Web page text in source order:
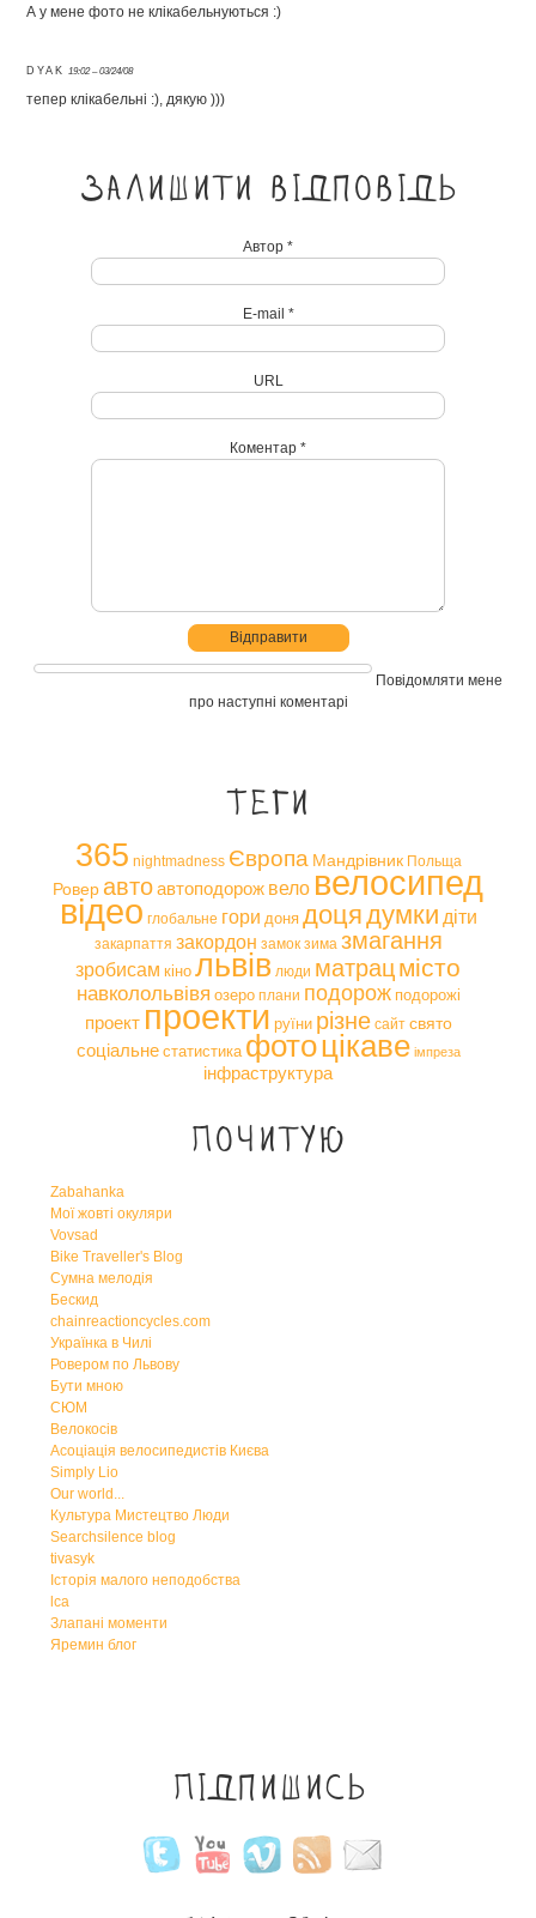
А у мене фото не клікабельнуються :)
DYAK 19:02 – 03/24/08
тепер клікабельні :), дякую )))
Залишити відповідь
Автор *
E-mail *
URL
Коментар *
Повідомляти мене
про наступні коментарі
Теги
365 nightmadness Європа Мандрівник Польща
Роверавтоавтоподорож вело велосипед
відео глобальне гори доня доцядумки діти
закарпаття закордон замок зима змагання
зробисам кіно львів люди матрацмісто
навколольвівя озеро плани подорож подорожі
проект проекти руїни різне сайт свято
соціальне статистика фотоцікаве імпреза
інфраструктура
Почитую
Zabahanka
Мої жовті окуляри
Vovsad
Bike Traveller's Blog
Сумна мелодія
Бескид
chainreactioncycles.com
Українка в Чилі
Ровером по Львову
Бути мною
СЮМ
Велокосів
Асоціація велосипедистів Києва
Simply Lio
Our world...
Культура Мистецтво Люди
Searchsilence blog
tivasyk
Історія малого неподобства
lca
Злапані моменти
Яремин блог
Підпишись